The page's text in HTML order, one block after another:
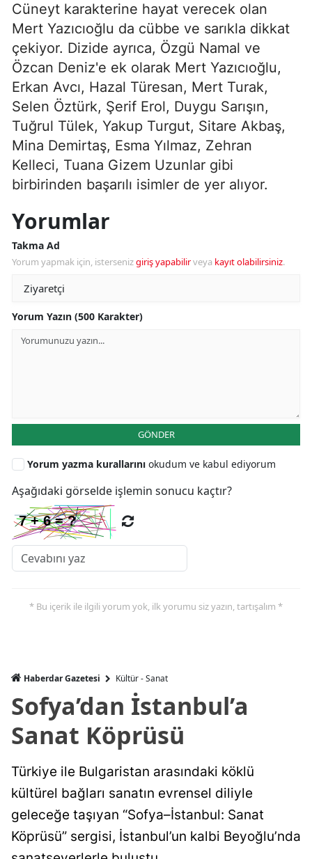
Cüneyt karakterine hayat verecek olan
Mert Yazıcıoğlu da cübbe ve sarıkla dikkat
çekiyor. Dizide ayrıca, Özgü Namal ve
Özcan Deniz'e ek olarak Mert Yazıcıoğlu,
Erkan Avcı, Hazal Türesan, Mert Turak,
Selen Öztürk, Şerif Erol, Duygu Sarışın,
Tuğrul Tülek, Yakup Turgut, Sitare Akbaş,
Mina Demirtaş, Esma Yılmaz, Zehran
Kelleci, Tuana Gizem Uzunlar gibi
birbirinden başarılı isimler de yer alıyor.
Yorumlar
Takma Ad
Yorum yapmak için, istersenizgiriş yapabilirveya kayıt olabilirsiniz.
Yorum Yazın (500 Karakter)
GÖNDER
Yorum yazma kurallarını okudum ve kabul ediyorum
Aşağıdaki görselde işlemin sonucu kaçtır?
* Bu içerik ile ilgili yorum yok, ilk yorumu siz yazın, tartışalım *
Haberdar Gazetesi Kültür - Sanat
Sofya’dan İstanbul’a
Sanat Köprüsü
Türkiye ile Bulgaristan arasındaki köklü
kültürel bağları sanatın evrensel diliyle
geleceğe taşıyan “Sofya–İstanbul: Sanat
Köprüsü” sergisi, İstanbul’un kalbi Beyoğlu’nda